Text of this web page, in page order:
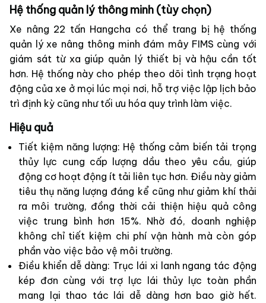
Hệ thống quản lý thông minh (tùy chọn)
Xe nâng 22 tấn Hangcha có thể trang bị hệ thống
quản lý xe nâng thông minh đám mây FIMS cùng với
giám sát từ xa giúp quản lý thiết bị và hậu cần tốt
hơn. Hệ thống này cho phép theo dõi tình trạng hoạt
động của xe ở mọi lúc mọi nơi, hỗ trợ việc lập lịch bảo
trì định kỳ cũng như tối ưu hóa quy trình làm việc.
Hiệu quả
Tiết kiệm năng lượng: Hệ thống cảm biến tải trọng
thủy lực cung cấp lượng dầu theo yêu cầu, giúp
động cơ hoạt động ít tải liên tục hơn. Điều này giảm
tiêu thụ năng lượng đáng kể cũng như giảm khí thải
ra môi trường, đồng thời cải thiện hiệu quả công
việc trung bình hơn 15%. Nhờ đó, doanh nghiệp
không chỉ tiết kiệm chi phí vận hành mà còn góp
phần vào việc bảo vệ môi trường.
Điều khiển dễ dàng: Trục lái xi lanh ngang tác động
kép đơn cùng với trợ lực lái thủy lực toàn phần
mang lại thao tác lái dễ dàng hơn bao giờ hết.